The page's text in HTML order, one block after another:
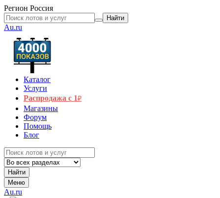
Регион Россия
Найти
Au.ru
Каталог
Услуги
Распродажа с 1₽
Магазины
Форум
Помощь
Блог
Найти
Меню
Au.ru